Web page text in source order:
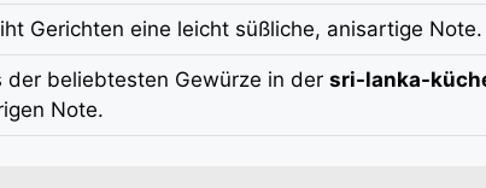
Gerichten eine leicht süßliche, anisartige Note.
der beliebtesten Gewürze in der sri-lanka-
Note.